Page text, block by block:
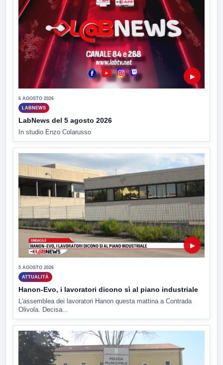
▶
6 AGOSTO 2026
LABNEWS
LabNews del 5 agosto 2026
In studio Enzo Colarusso
▶
5 AGOSTO 2026
ATTUALITÀ
Hanon-Evo, i lavoratori dicono sì al piano industriale
L'assemblea dei lavoratori Hanon questa mattina a Contrada
Olivola. Decisa...